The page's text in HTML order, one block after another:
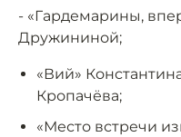
- «Гардемарины,
Дружининой;
«Вий»
Кропачёва;
«Место встречи